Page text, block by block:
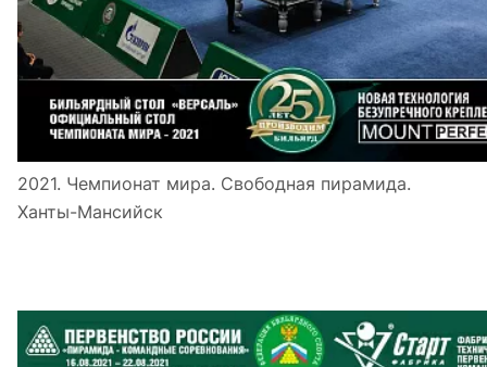
2021. Чемпионат мира. Свободная пирамида.
Ханты-Мансийск